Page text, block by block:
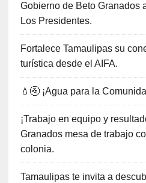
Gobierno de Beto Granados
Los Presidentes.
Fortalece Tamaulipas su
turística desde el AIFA.
💧🚰 ¡Agua para la
¡Trabajo en equipo y
Granados mesa de trabajo
colonia.
Tamaulipas te invita a